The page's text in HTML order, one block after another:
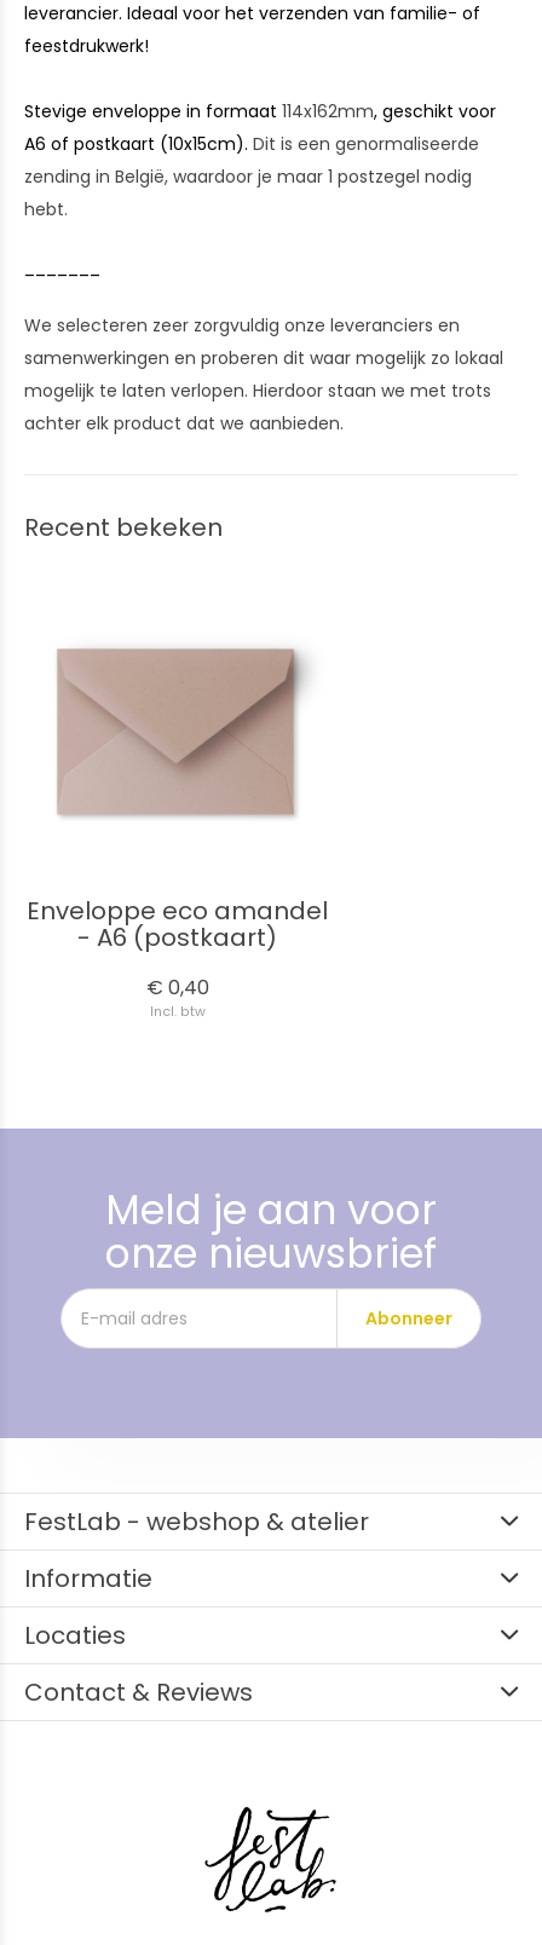
leverancier. Ideaal voor het verzenden van familie- of
feestdrukwerk!
Stevige enveloppe in formaat 114x162mm, geschikt voor
A6 of postkaart (10x15cm). Dit is een genormaliseerde
zending in België, waardoor je maar 1 postzegel nodig
hebt.
We selecteren zeer zorgvuldig onze leveranciers en
samenwerkingen en proberen dit waar mogelijk zo lokaal
mogelijk te laten verlopen. Hierdoor staan we met trots
achter elk product dat we aanbieden.
Recent bekeken
Enveloppe eco amandel
- A6 (postkaart)
€ 0,40
Incl. btw
Meld je aan voor
onze nieuwsbrief
Abonneer
FestLab - webshop & atelier
Informatie
Locaties
Contact & Reviews